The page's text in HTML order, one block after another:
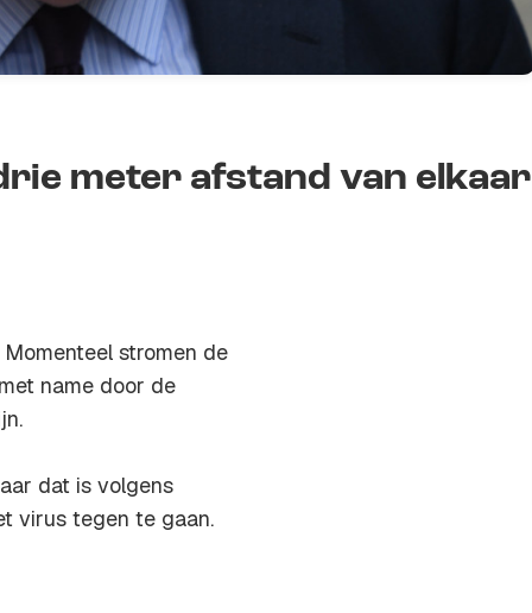
meter afstand van elkaar
stromen de
name door de
dat is volgens
virus tegen te gaan.